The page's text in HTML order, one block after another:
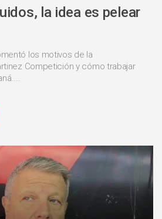
la idea es pelear
los motivos de la
Competición y cómo trabajar